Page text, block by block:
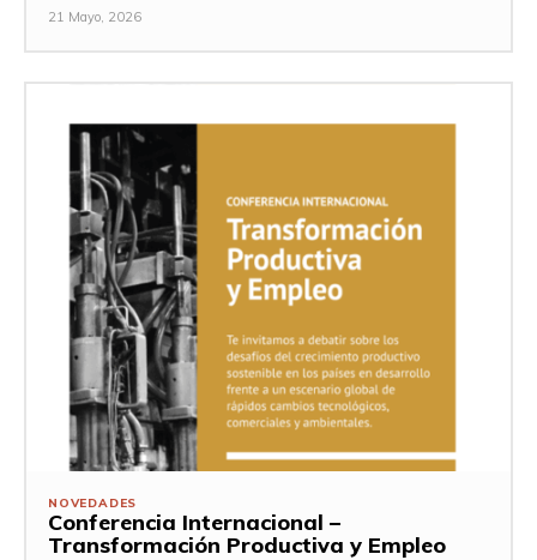
21 Mayo, 2026
NOVEDADES
Conferencia Internacional –
Transformación Productiva y Empleo